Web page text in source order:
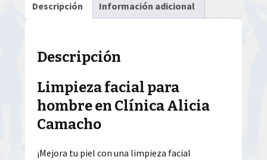
Descripción Información adicional
Descripción
Limpieza facial para
hombre en Clínica Alicia
Camacho
¡Mejora tu piel con una limpieza facial